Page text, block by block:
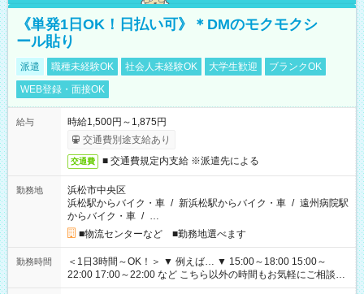
《単発1日OK！日払い可》＊DMのモクモクシ
ール貼り
派遣 職種未経験OK 社会人未経験OK 大学生歓迎
ブランクOK
WEB登録・面接OK
給与
時給1,500円～1,875円
交通費別途支給あり
交通費 ■ 交通費規定内支給 ※派遣先による
勤務地
浜松市中央区
浜松駅からバイク・車 / 新浜松駅からバイク・車 / 遠州病院駅
からバイク・車 / …
■物流センターなど ■勤務地選べます
勤務時間
＜1日3時間～OK！＞ ▼ 例えば… ▼ 15:00～18:00 15:00～
22:00 17:00～22:00 など こちら以外の時間もお気軽にご相談く
ださい！